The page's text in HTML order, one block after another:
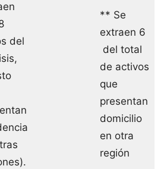
del
** Se
extraen 6
del total
de activos
que
presentan
domicilio
en otra
región